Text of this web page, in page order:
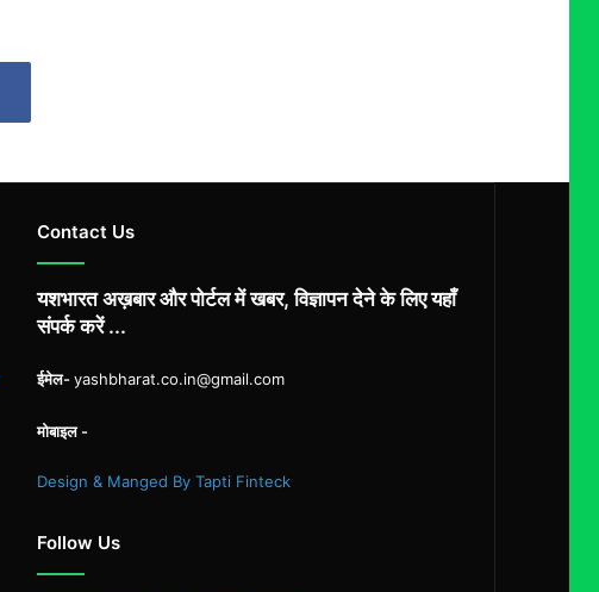
Contact Us
यशभारत अख़बार और पोर्टल में खबर, विज्ञापन देने के लिए यहाँ
संपर्क करें ...
ईमेल-yashbharat.co.in@gmail.com
मोबाइल -
Design & Manged By Tapti Finteck
Follow Us